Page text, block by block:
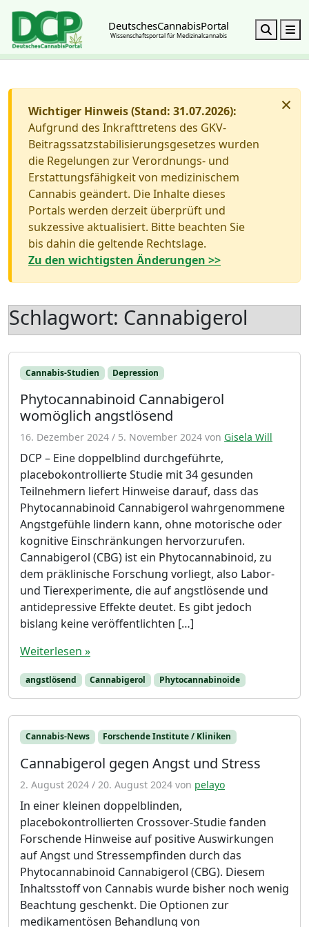
DeutschesCannabisPortal
Wissenschaftsportal für Medizinalcannabis Search
×
Wichtiger Hinweis (Stand: 31.07.2026):
Aufgrund des Inkrafttretens des GKV-
Beitragssatzstabilisierungsgesetzes wurden
die Regelungen zur Verordnungs- und
Erstattungsfähigkeit von medizinischem
Cannabis geändert. Die Inhalte dieses
Portals werden derzeit überprüft und
sukzessive aktualisiert. Bitte beachten Sie
bis dahin die geltende Rechtslage.
Zu den wichtigsten Änderungen >>
Schlagwort: Cannabigerol
Cannabis-Studien Depression
Phytocannabinoid Cannabigerol
womöglich angstlösend
16. Dezember 2024 / 5. November 2024 von Gisela Will
DCP – Eine doppelblind durchgeführte,
placebokontrollierte Studie mit 34 gesunden
Teilnehmern liefert Hinweise darauf, dass das
Phytocannabinoid Cannabigerol wahrgenommene
Angstgefühle lindern kann, ohne motorische oder
kognitive Einschränkungen hervorzurufen.
Cannabigerol (CBG) ist ein Phytocannabinoid, zu
dem präklinische Forschung vorliegt, also Labor-
und Tierexperimente, die auf angstlösende und
antidepressive Effekte deutet. Es gibt jedoch
bislang keine veröffentlichten […]
Weiterlesen »
angstlösend Cannabigerol Phytocannabinoide
Cannabis-News Forschende Institute / Kliniken
Cannabigerol gegen Angst und Stress
2. August 2024 / 20. August 2024 von pelayo
In einer kleinen doppelblinden,
placebokontrollierten Crossover-Studie fanden
Forschende Hinweise auf positive Auswirkungen
auf Angst und Stressempfinden durch das
Phytocannabinoid Cannabigerol (CBG). Diesem
Inhaltsstoff von Cannabis wurde bisher noch wenig
Beachtung geschenkt. Die Optionen zur
medikamentösen Behandlung von